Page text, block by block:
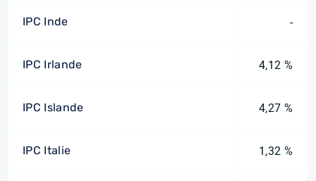
IPC Inde -
IPC Irlande 4,12 %
IPC Islande 4,27 %
IPC Italie 1,32 %